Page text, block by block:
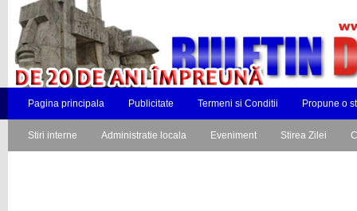
Pagina principala Publicitate Termeni si Conditii Propune o
Stiri interne Administratie locala Eveniment Stirea Zilei